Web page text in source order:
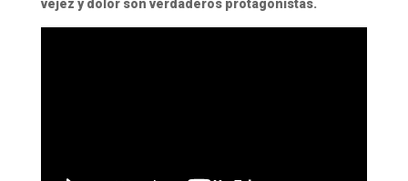
vejez y dolor son verdaderos protagonistas.